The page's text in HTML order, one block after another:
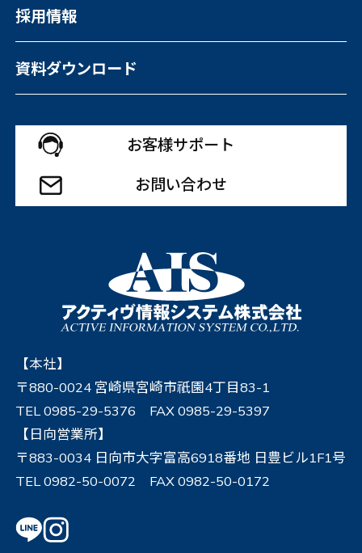
【本社】
〒880-0024 宮崎県宮崎市祇園4丁目83-1
TEL 0985-29-5376 FAX 0985-29-5397
【日向営業所】
〒883-0034 日向市大字富高6918番地 日豊ビル1F1号
TEL 0982-50-0072 FAX 0982-50-0172
採用情報
資料ダウンロード
お客様サポート
お問い合わせ